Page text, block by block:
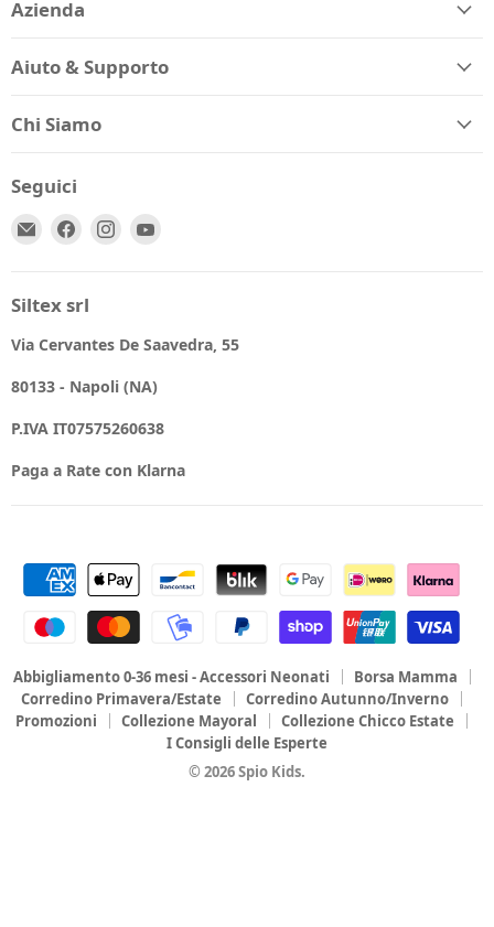
Azienda
Aiuto & Supporto
Chi Siamo
Seguici
Email
Trovaci Trovaci
Siltex srl
Via Cervantes De Saavedra, 55
80133 - Napoli (NA)
P.IVA IT07575260638
Paga a Rate con Klarna
Abbigliamento 0-36 mesi - Accessori Neonati
Borsa Mamma
Corredino Primavera/Estate
Corredino Autunno/Inverno
Promozioni
Collezione Mayoral
Collezione Chicco Estate
I Consigli delle Esperte
© 2026 Spio Kids.